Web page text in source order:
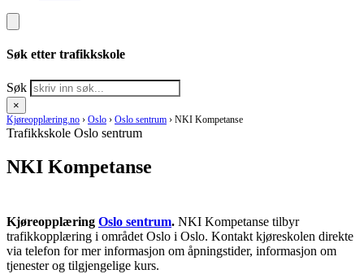
Søk etter trafikkskole
Søk
×
Kjøreopplæring.no › Oslo › Oslo sentrum › NKI Kompetanse
Trafikkskole Oslo sentrum
NKI Kompetanse
Kjøreopplæring Oslo sentrum. NKI Kompetanse tilbyr
trafikkopplæring i området Oslo i Oslo. Kontakt kjøreskolen direkte
via telefon for mer informasjon om åpningstider, informasjon om
tjenester og tilgjengelige kurs.